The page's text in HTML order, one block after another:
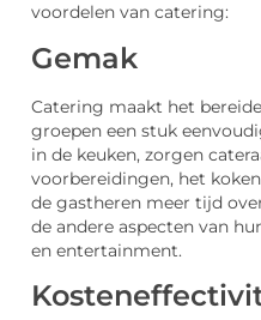
voordelen van catering:
Gemak
Catering maakt het
groepen een stuk
in de keuken, zorgen
voorbereidingen, het
de gastheren meer tijd
de andere aspecten van
en entertainment.